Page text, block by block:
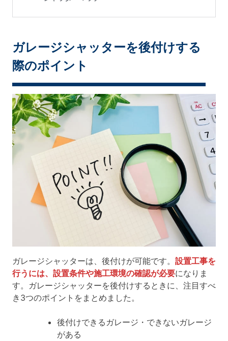
ガレージシャッターを後付けする
際のポイント
ガレージシャッターは、後付けが可能です。 設置工事を
行うには、設置条件や施工環境の確認が必要になりま
す。ガレージシャッターを後付けするときに、注目すべ
き3つのポイントをまとめました。
後付けできるガレージ・できないガレージ
がある